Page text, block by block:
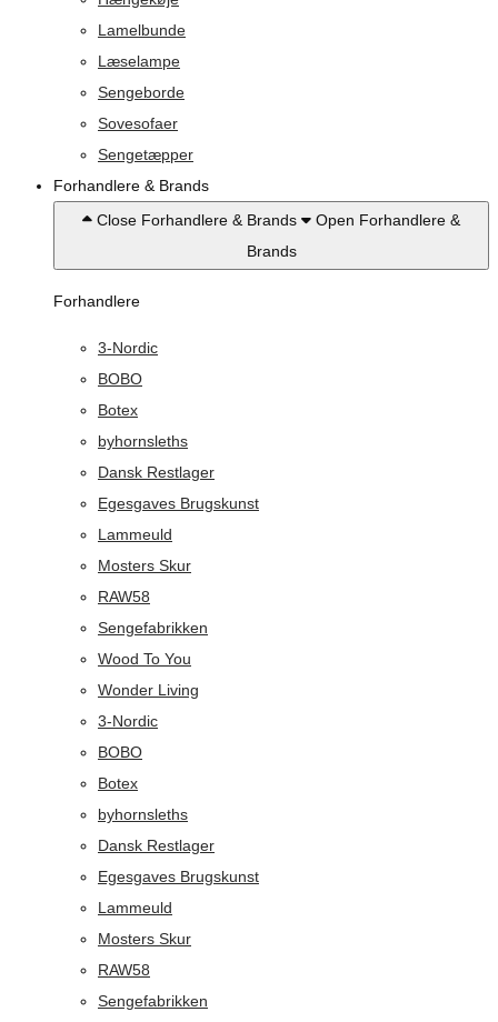
Lamelbunde
Læselampe
Sengeborde
Sovesofaer
Sengetæpper
Forhandlere & Brands
Close Forhandlere & Brands
Open Forhandlere &
Brands
Forhandlere
3-Nordic
BOBO
Botex
byhornsleths
Dansk Restlager
Egesgaves Brugskunst
Lammeuld
Mosters Skur
RAW58
Sengefabrikken
Wood To You
Wonder Living
3-Nordic
BOBO
Botex
byhornsleths
Dansk Restlager
Egesgaves Brugskunst
Lammeuld
Mosters Skur
RAW58
Sengefabrikken